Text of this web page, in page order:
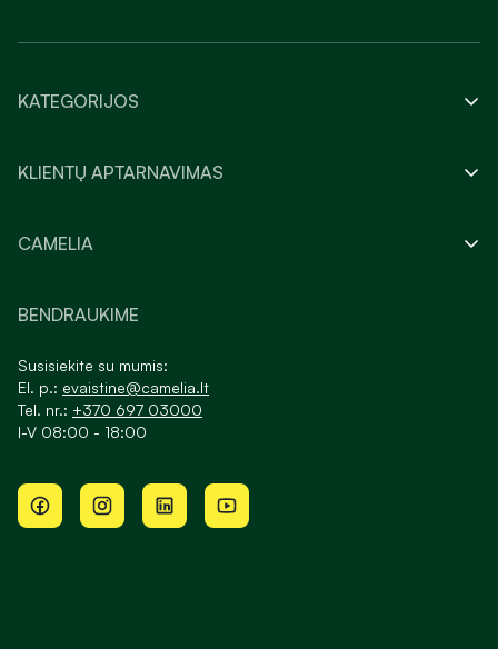
KATEGORIJOS
KLIENTŲ APTARNAVIMAS
CAMELIA
BENDRAUKIME
Susisiekite su mumis:
El. p.: evaistine@camelia.lt
Tel. nr.: +370 697 03000
I-V 08:00 - 18:00